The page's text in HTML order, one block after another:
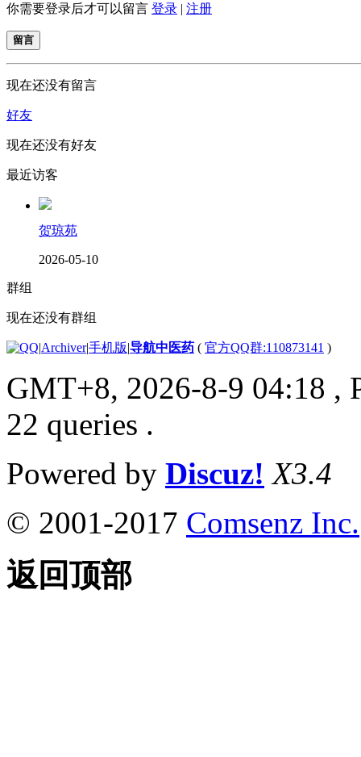
你需要登录后才可以留言 登录 | 注册
留言
现在还没有留言
好友
现在还没有好友
最近访客
贺琼苑
2026-05-10
群组
现在还没有群组
|Archiver|手机版|导航中医药 ( 官方QQ群:110873141 )
GMT+8, 2026-8-9 04:18 ,
22 queries .
Powered by Discuz! X3.4
© 2001-2017 Comsenz Inc.
返回顶部